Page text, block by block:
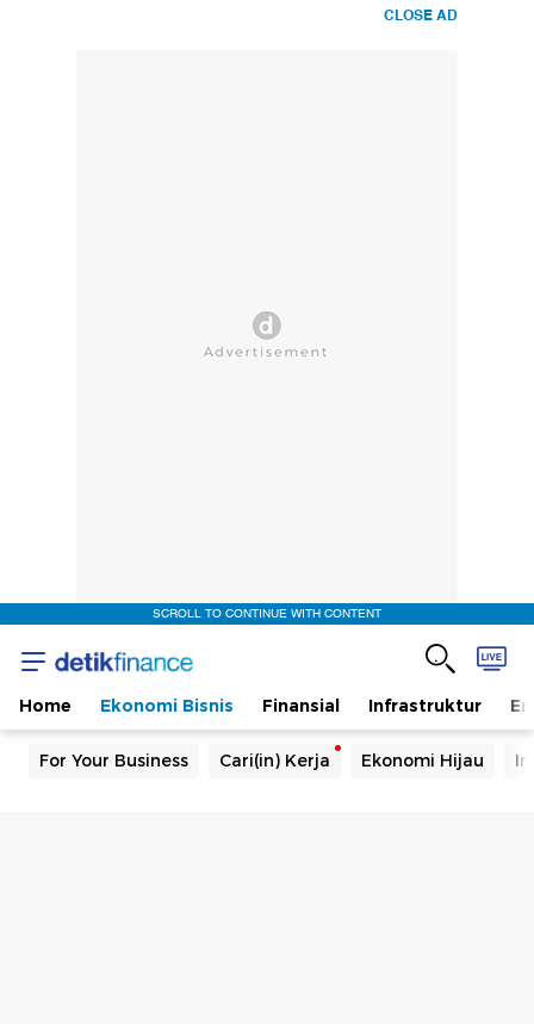
CLOSE AD
SCROLL TO CONTINUE WITH CONTENT
Home Ekonomi Bisnis Finansial Infrastruktur
For Your Business Cari(in) Kerja Ekonomi Hijau